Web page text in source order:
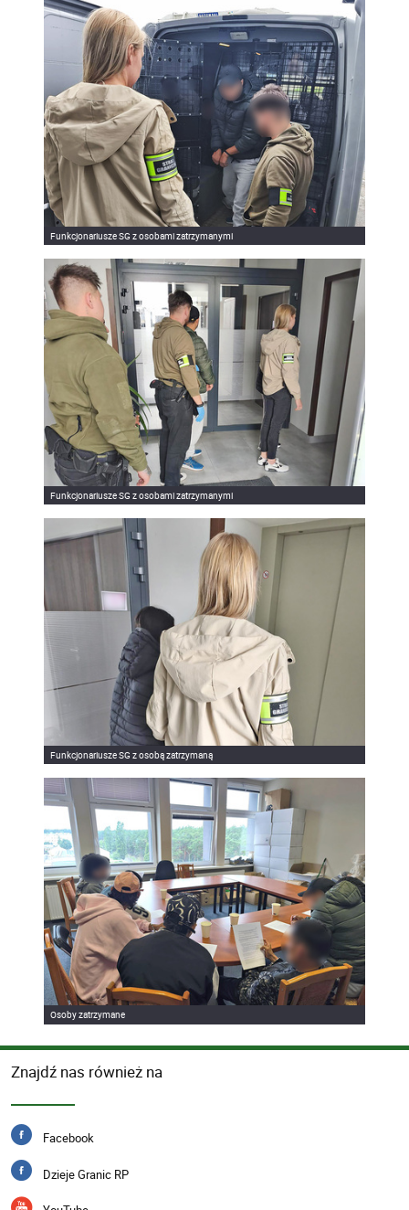
Funkcjonariusze SG z osobami zatrzymanymi
Funkcjonariusze SG z osobami zatrzymanymi
Funkcjonariusze SG z osobą zatrzymaną
Osoby zatrzymane
Znajdź nas również na
Facebook
Dzieje Granic RP